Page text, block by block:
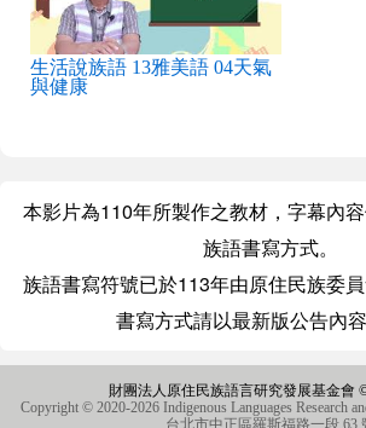
生活說族語 13雅美語 04天氣
與健康
本影片為110年所製作之教材，字幕內
族語書寫方式。
族語書寫符號已於113年由原住民族委
書寫方式請以最新版公告內容
財團法人原住民族語言研究發展基金會
Copyright © 2020-2026 Indigenous Languages Research
台北市中正區羅斯福路一段 63